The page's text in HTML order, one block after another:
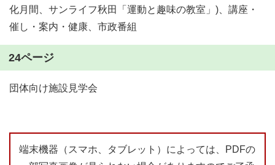
化月間、サンライフ秋田「運動と趣味の教室」)、講座・
催し・案内・健康、市政番組
24ページ
団体向け施設見学会
端末機器（スマホ、タブレット）によっては、PDFの